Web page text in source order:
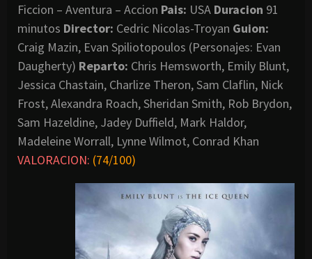
Ficcion – Aventura – Accion Pais: USA Duracion 91
minutos Director: Cedric Nicolas-Troyan Guion:
Craig Mazin, Evan Spiliotopoulos (Personajes: Evan
Daugherty) Reparto: Chris Hemsworth, Emily Blunt,
Jessica Chastain, Charlize Theron, Sam Claflin, Nick
Frost, Alexandra Roach, Sheridan Smith, Rob Brydon,
Sam Hazeldine, Jadey Duffield, Mark Haldor,
Madeleine Worrall, Lynne Wilmot, Conrad Khan
VALORACION: (74/100)